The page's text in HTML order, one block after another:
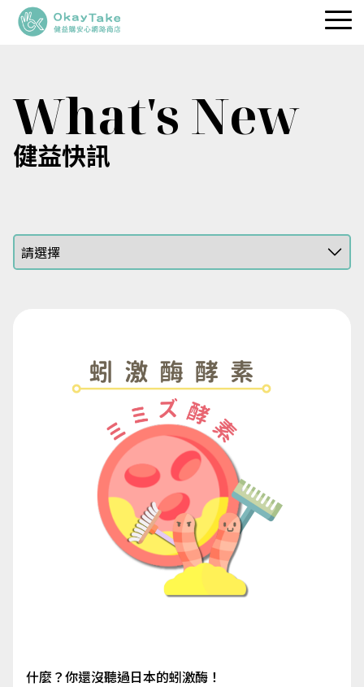
專利保健品
品牌理念
What's New
健益快訊
什麼？你還沒聽過日本的蚓激酶！